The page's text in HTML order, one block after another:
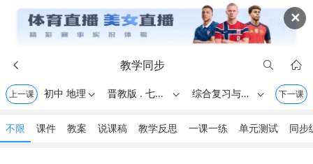
✕
 教学同步  
上一课 初中 地理  晋教版 . 七年级上册  综合复习与测试  下一课
不限 课件 教案 说课稿 教学反思 一课一练 单元测试 同步